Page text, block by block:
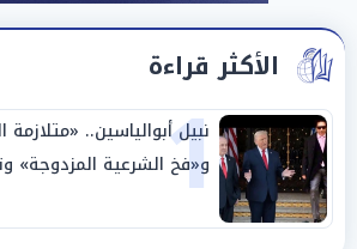
الأكثر قراءة
1
نبيل أبوالياسين.. «متلازمة
و«فخ الشرعية المزدوجة»
وحليفه في «ميتم